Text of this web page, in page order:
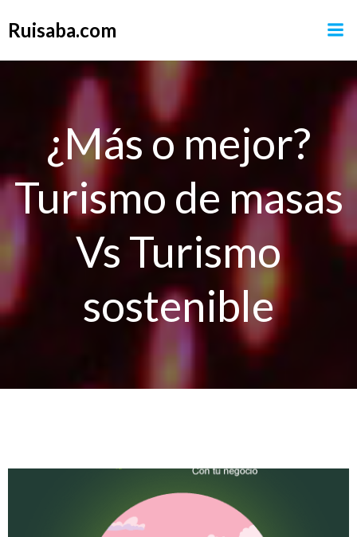
Ruisaba.com
¿Más o mejor?
Turismo de masas
Vs Turismo
sostenible